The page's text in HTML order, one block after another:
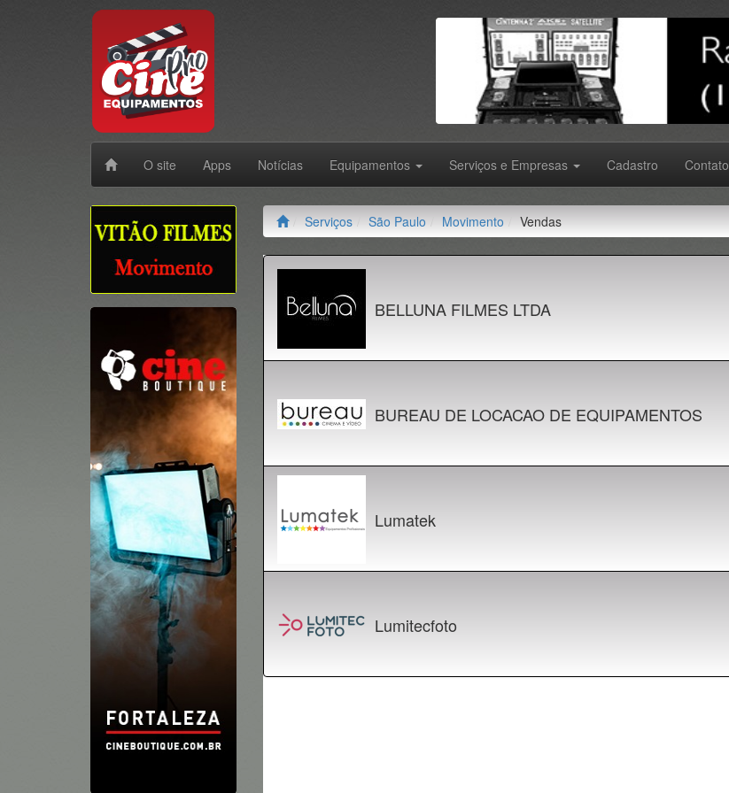
O site Apps Notícias Equipamentos Serviços e Empresas Cadastro Contato
Serviços São Paulo Movimento Vendas
BELLUNA FILMES LTDA
BUREAU DE LOCACAO DE EQUIPAMENTOS
Lumatek
Lumitecfoto